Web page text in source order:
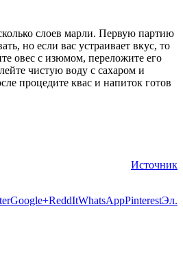
слоев марли. Первую партию
но если вас устраивает вкус, то
овес с изюмом, переложите его
чистую воду с сахаром и
процедите квас и напиток готов
Источник
Google+ReddItWhatsAppPinterestЭл.